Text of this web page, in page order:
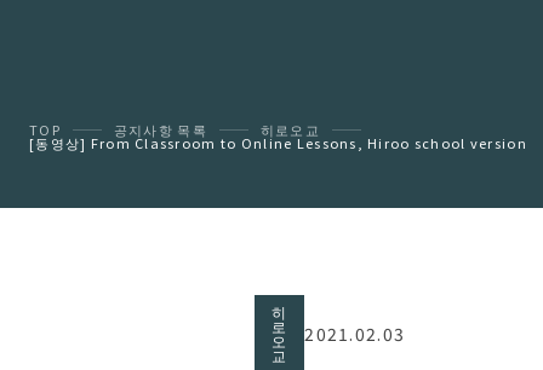
TOP 공지사항 목록 히로오교
[동영상] From Classroom to Online Lessons, Hiroo school version
히
로
오
교
2021.02.03